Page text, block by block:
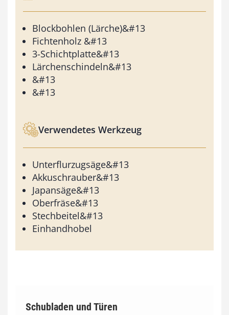
Blockbohlen (Lärche)&#13
Fichtenholz &#13
3-Schichtplatte&#13
Lärchenschindeln&#13
&#13
&#13
Verwendetes Werkzeug
Unterflurzugsäge&#13
Akkuschrauber&#13
Japansäge&#13
Oberfräse&#13
Stechbeitel&#13
Einhandhobel
Schubladen und Türen